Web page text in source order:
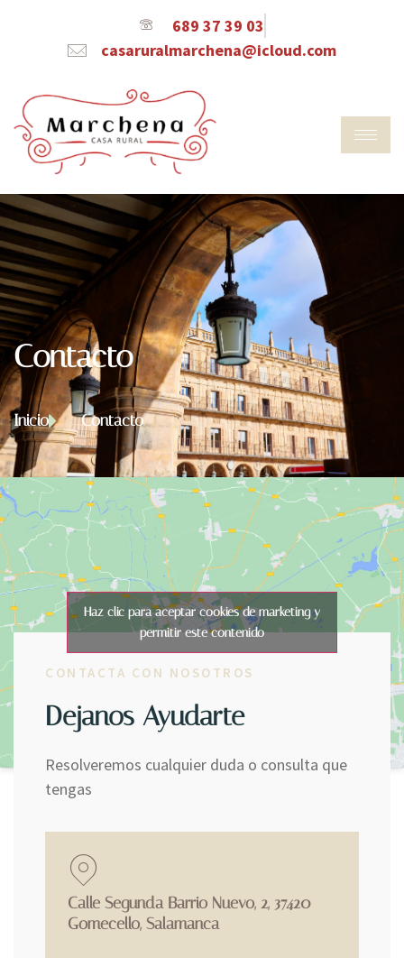
689 37 39 03
casaruralmarchena@icloud.com
Contacto
Inicio Contacto
Haz clic para aceptar cookies de marketing y
permitir este contenido
CONTACTA CON NOSOTROS
Dejanos Ayudarte
Resolveremos cualquier duda o consulta que
tengas
Calle Segunda Barrio Nuevo, 2, 37420
Gomecello, Salamanca